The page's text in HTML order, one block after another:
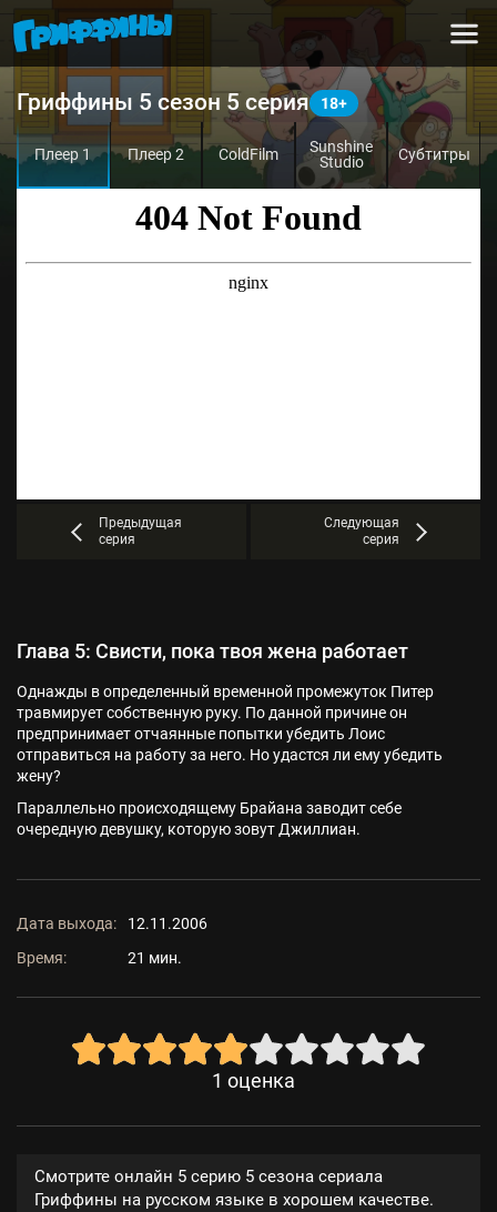
Гриффины 5 сезон 5 серия
Плеер 1 Плеер 2 ColdFilm
Sunshine
Studio
Субтитры
Предыдущая
серия
Следующая
серия
Глава 5: Свисти, пока твоя жена работает
Однажды в определенный временной промежуток Питер
травмирует собственную руку. По данной причине он
предпринимает отчаянные попытки убедить Лоис
отправиться на работу за него. Но удастся ли ему убедить
жену?
Параллельно происходящему Брайана заводит себе
очередную девушку, которую зовут Джиллиан.
Дата выхода:
12.11.2006
Время:
21 мин.
1 оценка
Смотрите онлайн 5 серию 5 сезона сериала
Гриффины на русском языке в хорошем качестве.